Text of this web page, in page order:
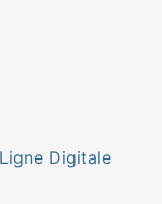
Digitale